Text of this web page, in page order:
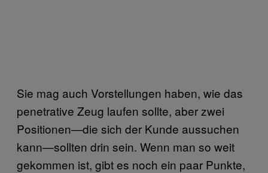
Sie mag auch Vorstellungen haben, wie das
penetrative Zeug laufen sollte, aber zwei
Positionen—die sich der Kunde aussuchen
kann—sollten drin sein. Wenn man so weit
gekommen ist, gibt es noch ein paar Punkte,